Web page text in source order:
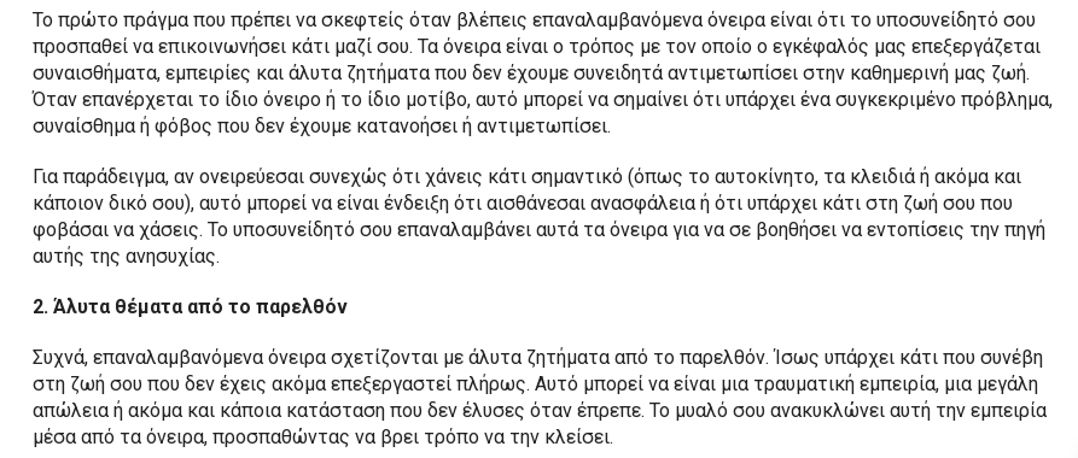
Το πρώτο πράγμα που πρέπει να σκεφτείς όταν βλέπεις επαναλαμβανόμενα όνειρα είναι ότι το υποσυνείδητό σου
προσπαθεί να επικοινωνήσει κάτι μαζί σου. Τα όνειρα είναι ο τρόπος με τον οποίο ο εγκέφαλός μας επεξεργάζεται
συναισθήματα, εμπειρίες και άλυτα ζητήματα που δεν έχουμε συνειδητά αντιμετωπίσει στην καθημερινή μας ζωή.
Όταν επανέρχεται το ίδιο όνειρο ή το ίδιο μοτίβο, αυτό μπορεί να σημαίνει ότι υπάρχει ένα συγκεκριμένο πρόβλημα,
συναίσθημα ή φόβος που δεν έχουμε κατανοήσει ή αντιμετωπίσει.
Για παράδειγμα, αν ονειρεύεσαι συνεχώς ότι χάνεις κάτι σημαντικό (όπως το αυτοκίνητο, τα κλειδιά ή ακόμα και
κάποιον δικό σου), αυτό μπορεί να είναι ένδειξη ότι αισθάνεσαι ανασφάλεια ή ότι υπάρχει κάτι στη ζωή σου που
φοβάσαι να χάσεις. Το υποσυνείδητό σου επαναλαμβάνει αυτά τα όνειρα για να σε βοηθήσει να εντοπίσεις την πηγή
αυτής της ανησυχίας.
2. Άλυτα θέματα από το παρελθόν
Συχνά, επαναλαμβανόμενα όνειρα σχετίζονται με άλυτα ζητήματα από το παρελθόν. Ίσως υπάρχει κάτι που συνέβη
στη ζωή σου που δεν έχεις ακόμα επεξεργαστεί πλήρως. Αυτό μπορεί να είναι μια τραυματική εμπειρία, μια μεγάλη
απώλεια ή ακόμα και κάποια κατάσταση που δεν έλυσες όταν έπρεπε. Το μυαλό σου ανακυκλώνει αυτή την εμπειρία
μέσα από τα όνειρα, προσπαθώντας να βρει τρόπο να την κλείσει.